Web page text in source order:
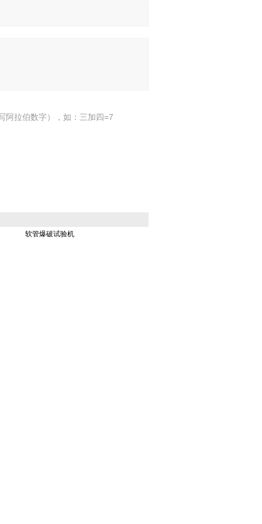
阿拉伯数字），如：三加四=7
软管爆破试验机